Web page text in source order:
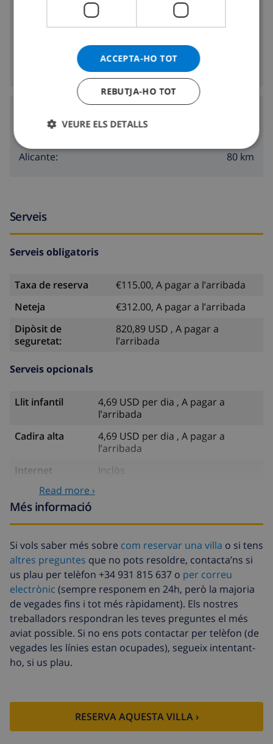
Platja més propera:
Vida nocturna més propera:
Restaurants més propers:
Valencia:
110 km
Alicante:
80 km
Serveis
Serveis obligatoris
Taxa de reserva
€115.00, A pagar a l’arribada
Neteja
€312.00, A pagar a l’arribada
Dipòsit de
seguretat:
820,89 USD , A pagar a
l’arribada
Serveis opcionals
Llit infantil
4,69 USD per dia , A pagar a
l’arribada
Cadira alta
4,69 USD per dia , A pagar a
l’arribada
Internet
Inclòs
Animals de
companyia
Arribada amb
retard
58,64 USD , A pagar a l’arribada
Llit extra
14,07 USD per dia , A pagar a
l’arribada
Llençols i
tovalloles
Inclòs per persona
Llenca extra
17,59 USD per persona , A pagar a
l’arribada
Tovalloles extra
Basat en el consum d’energia
(52,77 USD/HOUR)
Read more ›
Més informació
Si vols saber més sobre com reservar una villa o si tens
altres preguntes que no pots resoldre, contacta’ns si
us plau per telèfon +34 931 815 637 o per correu
electrònic (sempre responem en 24h, però la majoria
de vegades fins i tot més ràpidament). Els nostres
treballadors respondran les teves preguntes el més
aviat possible. Si no ens pots contactar per telèfon (de
vegades les línies estan ocupades), segueix intentant-
ho, si us plau.
RESERVA AQUESTA VILLA ›
ACCEPTA-HO TOT
REBUTJA-HO TOT
VEURE ELS DETALLS